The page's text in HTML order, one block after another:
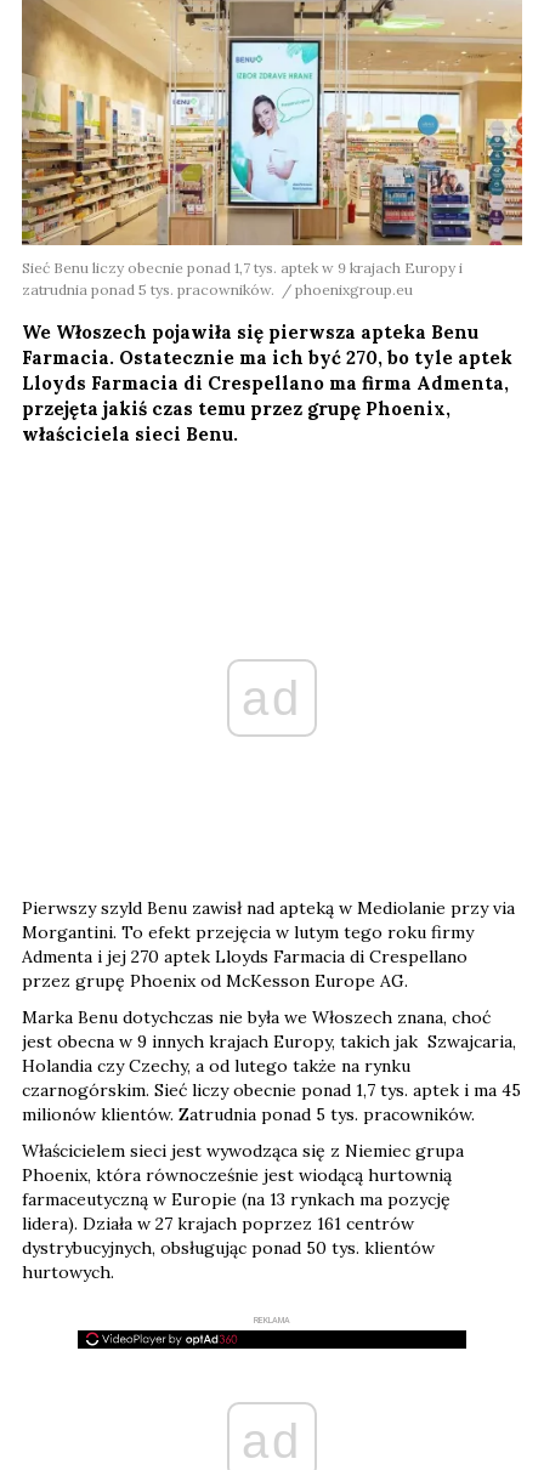
Sieć Benu liczy obecnie ponad 1,7 tys. aptek w 9 krajach Europy i
zatrudnia ponad 5 tys. pracowników. / phoenixgroup.eu
We Włoszech pojawiła się pierwsza apteka Benu
Farmacia. Ostatecznie ma ich być 270, bo tyle aptek
Lloyds Farmacia di Crespellano ma firma Admenta,
przejęta jakiś czas temu przez grupę Phoenix,
właściciela sieci Benu.
ad
Pierwszy szyld Benu zawisł nad apteką w Mediolanie przy via
Morgantini. To efekt przejęcia w lutym tego roku firmy
Admenta i jej 270 aptek Lloyds Farmacia di Crespellano
przez grupę Phoenix od McKesson Europe AG.
Marka Benu dotychczas nie była we Włoszech znana, choć
jest obecna w 9 innych krajach Europy, takich jak Szwajcaria,
Holandia czy Czechy, a od lutego także na rynku
czarnogórskim. Sieć liczy obecnie ponad 1,7 tys. aptek i ma 45
milionów klientów. Zatrudnia ponad 5 tys. pracowników.
Właścicielem sieci jest wywodząca się z Niemiec grupa
Phoenix, która równocześnie jest wiodącą hurtownią
farmaceutyczną w Europie (na 13 rynkach ma pozycję
lidera). Działa w 27 krajach poprzez 161 centrów
dystrybucyjnych, obsługując ponad 50 tys. klientów
hurtowych.
REKLAMA
ad